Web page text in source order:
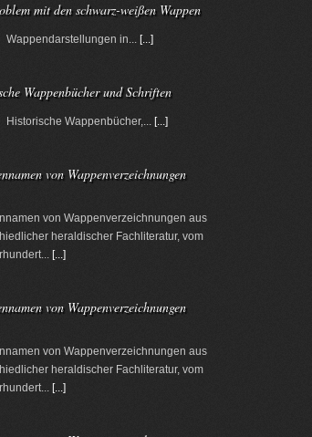
mit den schwarz-weißen Wappen
in... [...]
Wappenbücher und Schriften
Wappenbücher,... [...]
von Wappenverzeichnungen
von Wappenverzeichnungen aus
heraldischer Fachliteratur, vom
[...]
von Wappenverzeichnungen
von Wappenverzeichnungen aus
heraldischer Fachliteratur, vom
[...]